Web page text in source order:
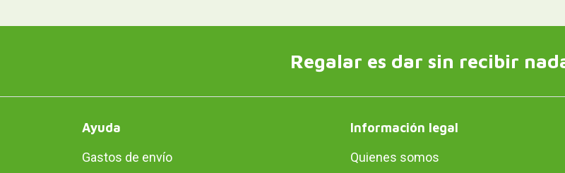
Regalar es dar sin recibir
Ayuda
Gastos de envío
Información legal
Quienes somos